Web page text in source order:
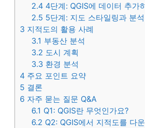
2.4 4단계: QGIS에 데이터 추가
2.5 5단계: 지도 스타일링과 분석
3 지적도의 활용 사례
3.1 부동산 분석
3.2 도시 계획
3.3 환경 분석
4 주요 포인트 요약
5 결론
6 자주 묻는 질문 Q&A
6.1 Q1: QGIS란 무엇인가요?
6.2 Q2: QGIS에서 지적도를 다